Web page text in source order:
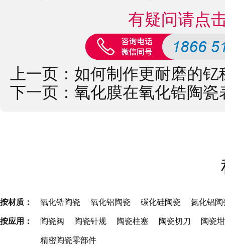
有疑问请点
上一页： 如何制作更耐磨的
下一页： 氧化膜在氧化锆陶
按材质： 氧化锆陶瓷 氧化铝陶瓷 碳化硅陶瓷 氮化铝陶
按应用： 陶瓷阀 陶瓷针规 陶瓷柱塞 陶瓷切刀 陶瓷
精密陶瓷零部件